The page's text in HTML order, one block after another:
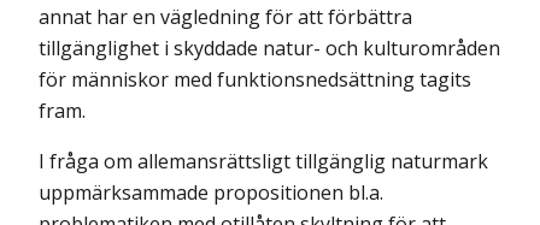
annat har en vägledning för att förbättra
tillgänglighet i skyddade natur- och kulturområden
för människor med funktionsnedsättning tagits
fram.
I fråga om allemansrättsligt tillgänglig naturmark
uppmärksammade propositionen bl.a.